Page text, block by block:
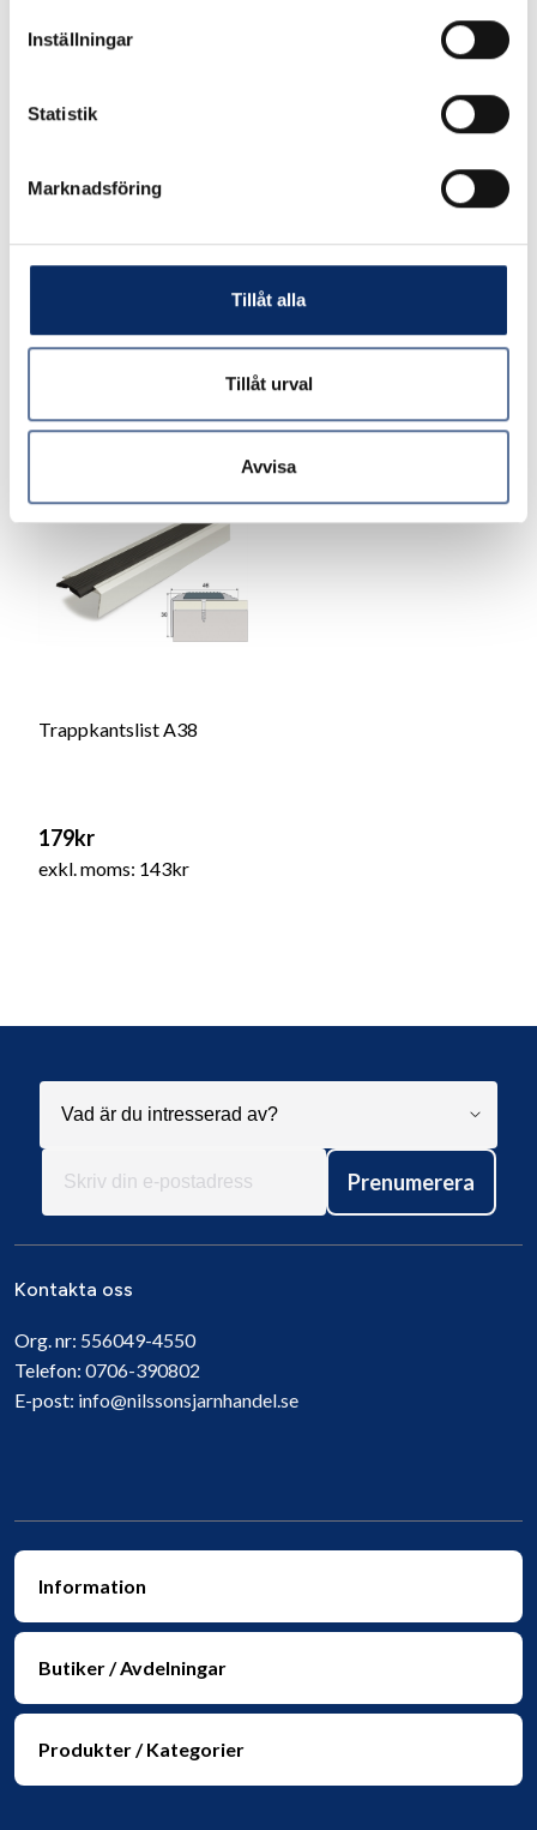
Inställningar
Statistik
Marknadsföring
Tillåt alla
Tillåt urval
Avvisa
exkl. moms: 79kr exkl. moms: 136kr
Trappkantslist A38
179kr
exkl. moms: 143kr
Prenumerera
Kontakta oss
Org. nr: 556049-4550
Telefon: 0706-390802
E-post: info@nilssonsjarnhandel.se
Information
Butiker / Avdelningar
Produkter / Kategorier